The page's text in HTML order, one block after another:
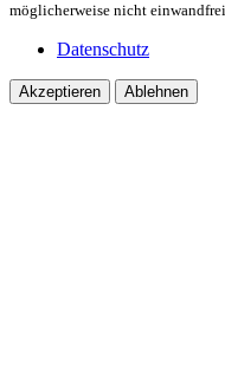
möglicherweise nicht
Datenschutz
Akzeptieren Ablehnen